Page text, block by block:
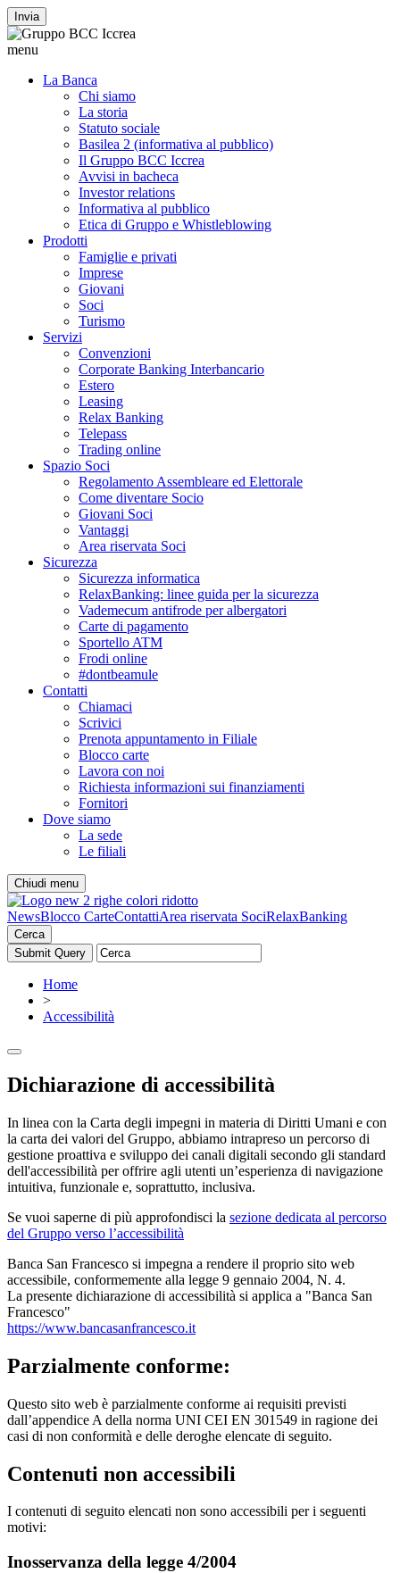
Invia
menu
La Banca
Chi siamo
La storia
Statuto sociale
Basilea 2 (informativa al pubblico)
Il Gruppo BCC Iccrea
Avvisi in bacheca
Investor relations
Informativa al pubblico
Etica di Gruppo e Whistleblowing
Prodotti
Famiglie e privati
Imprese
Giovani
Soci
Turismo
Servizi
Convenzioni
Corporate Banking Interbancario
Estero
Leasing
Relax Banking
Telepass
Trading online
Spazio Soci
Regolamento Assembleare ed Elettorale
Come diventare Socio
Giovani Soci
Vantaggi
Area riservata Soci
Sicurezza
Sicurezza informatica
RelaxBanking: linee guida per la sicurezza
Vademecum antifrode per albergatori
Carte di pagamento
Sportello ATM
Frodi online
#dontbeamule
Contatti
Chiamaci
Scrivici
Prenota appuntamento in Filiale
Blocco carte
Lavora con noi
Richiesta informazioni sui finanziamenti
Fornitori
Dove siamo
La sede
Le filiali
Chiudi menu
NewsBlocco CarteContattiArea riservata SociRelaxBanking
Cerca
Home
>
Accessibilità
Dichiarazione di accessibilità
In linea con la Carta degli impegni in materia di Diritti Umani e con
la carta dei valori del Gruppo, abbiamo intrapreso un percorso di
gestione proattiva e sviluppo dei canali digitali secondo gli standard
dell'accessibilità per offrire agli utenti un’esperienza di navigazione
intuitiva, funzionale e, soprattutto, inclusiva.
Se vuoi saperne di più approfondisci la sezione dedicata al percorso
del Gruppo verso l’accessibilità
Banca San Francesco si impegna a rendere il proprio sito web
accessibile, conformemente alla legge 9 gennaio 2004, N. 4.
La presente dichiarazione di accessibilità si applica a "Banca San
Francesco"
https://www.bancasanfrancesco.it
Parzialmente conforme:
Questo sito web è parzialmente conforme ai requisiti previsti
dall’appendice A della norma UNI CEI EN 301549 in ragione dei
casi di non conformità e delle deroghe elencate di seguito.
Contenuti non accessibili
I contenuti di seguito elencati non sono accessibili per i seguenti
motivi:
Inosservanza della legge 4/2004